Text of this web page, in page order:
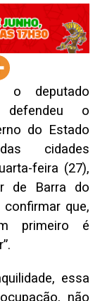
o deputado
o
do Estado
cidades
feira (27),
de Barra do
que,
primeiro é
essa
não